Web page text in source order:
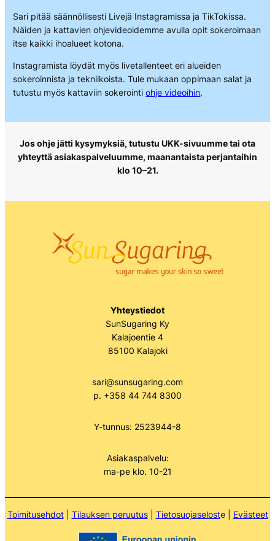
Sari pitää säännöllisesti Livejä Instagramissa ja TikTokissa.
Näiden ja kattavien ohjevideoidemme avulla opit sokeroimaan
itse kaikki ihoalueet kotona.
Instagramista löydät myös livetallenteet eri alueiden
sokeroinnista ja tekniikoista. Tule mukaan oppimaan salat ja
tutustu myös kattaviin sokerointiohje videoihin.
Jos ohje jätti kysymyksiä, tutustu UKK-sivuumme tai ota
yhteyttä asiakaspalveluumme, maanantaista perjantaihin
klo 10–21.
Yhteystiedot
SunSugaring Ky
Kalajoentie 4
85100 Kalajoki
sari@sunsugaring.com
p. +358 44 744 8300
Y-tunnus: 2523944-8
Asiakaspalvelu:
ma-pe klo. 10-21
Toimitusehdot| Tilauksen peruutus| Tietosuojaseloste | Evästeet